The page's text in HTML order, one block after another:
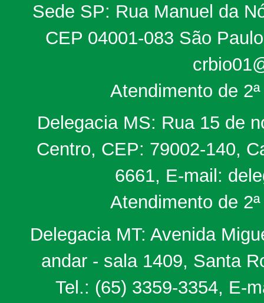
Sede SP: Rua Manuel da
CEP 04001-083 São
Atendimento de
Delegacia MS: Rua 15 de
Centro, CEP: 79002-140,
6661, E-mail:
Atendimento de
Delegacia MT: Avenida
andar - sala 1409, Santa
Tel.: (65) 3359-3354, E-